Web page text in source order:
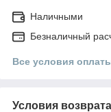
Наличными
Безналичный
Все условия
Условия возврата